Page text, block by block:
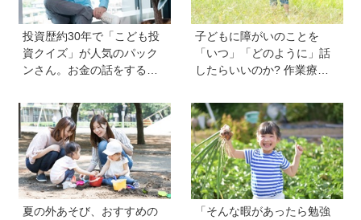
投資歴約30年で「こども投
資クイズ」が人気のパック
ンさん。お金の話をするの
どもも正しい節約、投資方
法を知ってほしい
子どもに障がいのことを
「いつ」「どのように」話
したらいいのか? 作業療法
当時小学生の息子に伝えた
こと
夏の外あそび、おすすめの
「そんな暇があったら勉強